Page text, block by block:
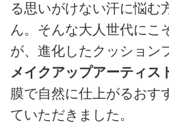
る思いがけない汗に悩む
ん。そんな大人世代にこ
が、進化したクッション
メイクアップアーティス
膜で自然に仕上がるおす
ていただきました。